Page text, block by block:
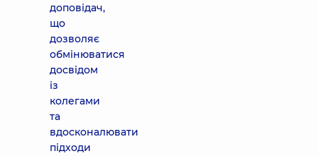
доповідач,
що
дозволяє
обмінюватися
досвідом
із
колегами
та
вдосконалювати
підходи